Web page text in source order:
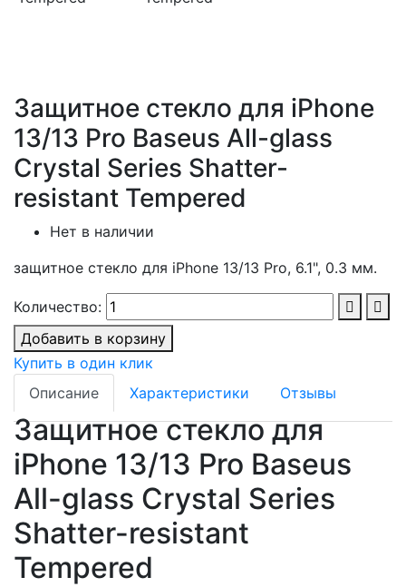
Защитное стекло для iPhone
13/13 Pro Baseus All-glass
Crystal Series Shatter-
resistant Tempered
Нет в наличии
защитное стекло для iPhone 13/13 Pro, 6.1", 0.3 мм.
Количество:
Добавить в корзину
Купить в один клик
Описание
Характеристики Отзывы
Защитное стекло для
iPhone 13/13 Pro Baseus
All-glass Crystal Series
Shatter-resistant
Tempered